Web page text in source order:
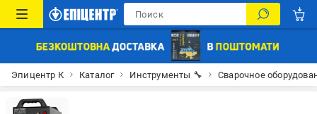
Эпицентр К Каталог Инструменты 🔧 Сварочное